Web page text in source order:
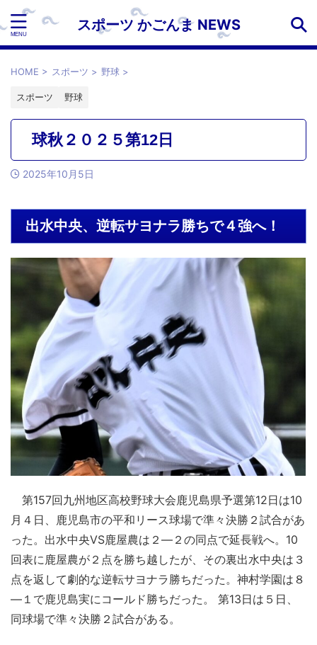
スポーツ かごんま NEWS
HOME > スポーツ > 野球 >
スポーツ 野球
球秋２０２５第12日
2025年10月5日
出水中央、逆転サヨナラ勝ちで４強へ！
第157回九州地区高校野球大会鹿児島県予選第12日は10
月４日、鹿児島市の平和リース球場で準々決勝２試合があ
った。出水中央VS鹿屋農は２―２の同点で延長戦へ。10
回表に鹿屋農が２点を勝ち越したが、その裏出水中央は３
点を返して劇的な逆転サヨナラ勝ちだった。神村学園は８
―１で鹿児島実にコールド勝ちだった。 第13日は５日、
同球場で準々決勝２試合がある。